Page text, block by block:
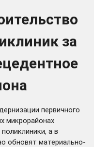
за
первичного
микрорайонах
а в
обновят материально-